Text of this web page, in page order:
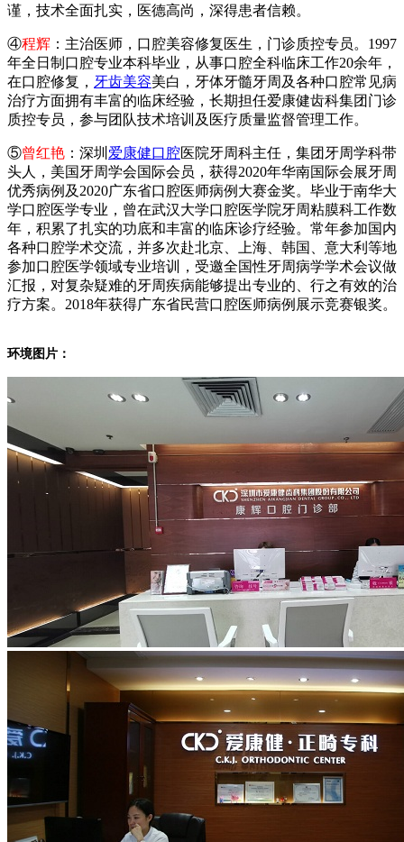
谨，技术全面扎实，医德高尚，深得患者信赖。
④程辉 ：主治医师，口腔美容修复医生，门诊质控专员。1997
年全日制口腔专业本科毕业，从事口腔全科临床工作20余年，
在口腔修复， 牙齿美容美白，牙体牙髓牙周及各种口腔常见病
治疗方面拥有丰富的临床经验，长期担任爱康健齿科集团门诊
质控专员，参与团队技术培训及医疗质量监督管理工作。
⑤曾红艳 ：深圳 爱康健口腔医院牙周科主任，集团牙周学科带
头人，美国牙周学会国际会员，获得2020年华南国际会展牙周
优秀病例及2020广东省口腔医师病例大赛金奖。毕业于南华大
学口腔医学专业，曾在武汉大学口腔医学院牙周粘膜科工作数
年，积累了扎实的功底和丰富的临床诊疗经验。常年参加国内
各种口腔学术交流，并多次赴北京、上海、韩国、意大利等地
参加口腔医学领域专业培训，受邀全国性牙周病学学术会议做
汇报，对复杂疑难的牙周疾病能够提出专业的、行之有效的治
疗方案。2018年获得广东省民营口腔医师病例展示竞赛银奖。
环境图片：